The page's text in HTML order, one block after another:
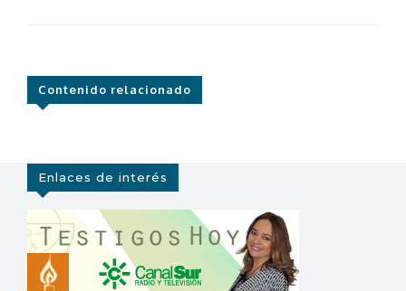
Contenido relacionado
Enlaces de interés